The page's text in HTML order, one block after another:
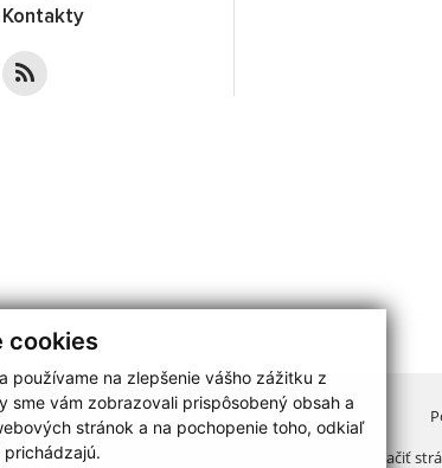
cookies
používame na zlepšenie vášho zážitku z
sme vám zobrazovali prispôsobený obsah a
stránok a na pochopenie toho, odkiaľ
prichádzajú.
Kontakty
Vytlačiť